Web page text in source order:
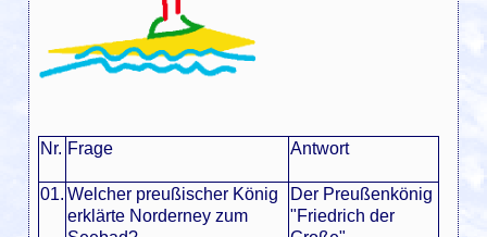
Nr. Frage Antwort
01. Welcher preußischer König
erklärte Norderney zum
Der Preußenkönig
"Friedrich der